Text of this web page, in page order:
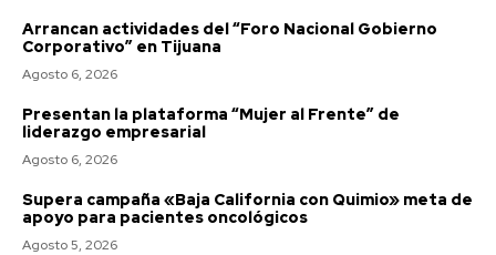
Arrancan actividades del “Foro Nacional Gobierno
Corporativo” en Tijuana
Agosto 6, 2026
Presentan la plataforma “Mujer al Frente” de
liderazgo empresarial
Agosto 6, 2026
Supera campaña «Baja California con Quimio» meta de
apoyo para pacientes oncológicos
Agosto 5, 2026